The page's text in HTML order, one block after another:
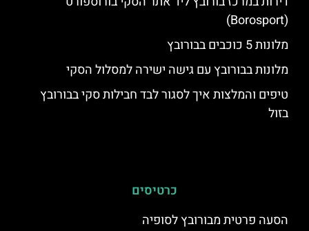
(Borosport)
מלונות 5 כוכבים בבורובץ
מלונות בבורובץ עם גישה ישירה למסלול הסקי
טיפים והמלצות איך לסגור לבד חבילות סקי בבורובץ
בזול
כרטיסים
הסעה פרטית מבורובץ לסופיה